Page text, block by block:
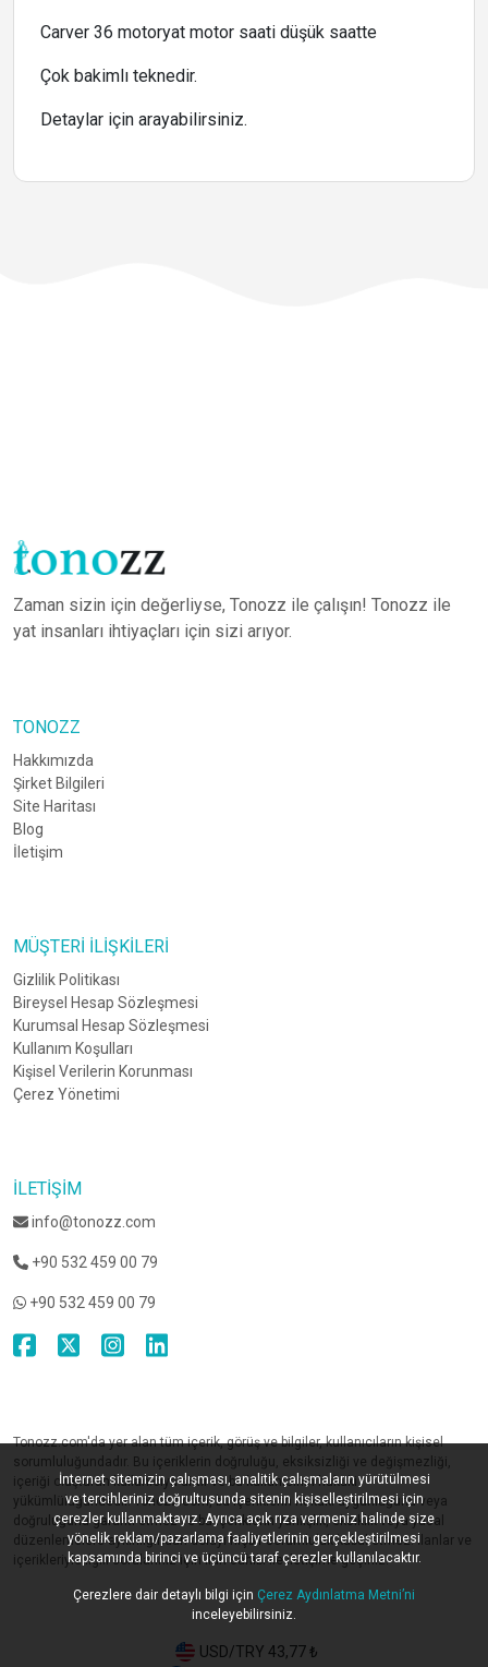
Carver 36 motoryat motor saati düşük saatte
Çok bakimlı teknedir.
Detaylar için arayabilirsiniz.
Zaman sizin için değerliyse, Tonozz ile çalışın! Tonozz ile
yat insanları ihtiyaçları için sizi arıyor.
TONOZZ
Hakkımızda
Şirket Bilgileri
Site Haritası
Blog
İletişim
MÜŞTERI İLIŞKILERI
Gizlilik Politikası
Bireysel Hesap Sözleşmesi
Kurumsal Hesap Sözleşmesi
Kullanım Koşulları
Kişisel Verilerin Korunması
Çerez Yönetimi
İLETIŞIM
info@tonozz.com
+90 532 459 00 79
+90 532 459 00 79
Tonozz.com'da yer alan tüm içerik, görüş ve bilgiler, kullanıcıların kişisel
sorumluluğundadır. Bu içeriklerin doğruluğu, eksiksizliği ve değişmezliği,
içeriği oluşturan kullanıcıya aittir ve bu kullanıcının hukuki
yükümlülüğündedir. Tonozz.com, bu içeriklerin hukuki uygunluğunu veya
doğruluğunu garanti etmez ve bu içeriklerin yanlışlık, eksiklik veya yasal
düzenlemelere aykırılığından dolayı hiçbir sorumluluk kabul etmez. İlanlar ve
içerikleriyle ilgili sorularınız için ilan sahibi ile iletişime geçiniz.
USD/TRY 43,77 ₺
İnternet sitemizin çalışması, analitik çalışmaların yürütülmesi
ve tercihleriniz doğrultusunda sitenin kişiselleştirilmesi için
çerezler kullanmaktayız. Ayrıca açık rıza vermeniz halinde size
yönelik reklam/pazarlama faaliyetlerinin gerçekleştirilmesi
kapsamında birinci ve üçüncü taraf çerezler kullanılacaktır.
Çerezlere dair detaylı bilgi için Çerez Aydınlatma Metni’ni
inceleyebilirsiniz.